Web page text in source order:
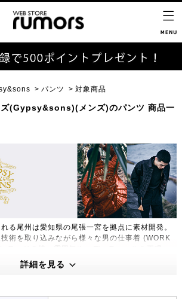
パンツ 対象商品
ズ(Gypsy&sons)(メンズ)のパンツ 商品一
る尾州は愛知県の尾張一宮を拠点に素材開発。
術を取り込みながら様々な男の仕事着 (WORK
STYLE の両立をキーに独自の世界観を
アルが持つ都会的なシルエットと1つにするこ
詳細を見る